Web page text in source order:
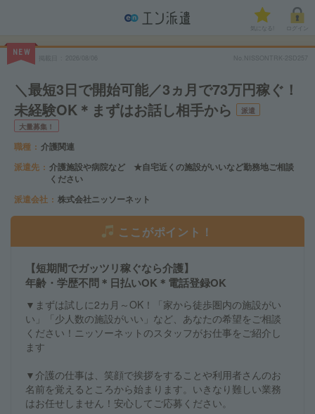
気になる!
NEW
No.NISSONTRK-2SD257
＼最短3日で開始可能／3ヵ月で73万円稼ぐ！
未経験OK＊まずはお話し相手から
派遣
大量募集！
職種
介護関連
派遣先
介護施設や病院など ★自宅近くの施設がいいなど勤務地ご相談
ください
派遣会社
株式会社ニッソーネット
ここがポイント！
【短期間でガッツリ稼ぐなら介護】
年齢・学歴不問＊日払いOK＊電話登録OK
▼まずは試しに2カ月～OK！「家から徒歩圏内の施設がい
い」「少人数の施設がいい」など、あなたの希望をご相談
ください！ニッソーネットのスタッフがお仕事をご紹介し
ます
▼介護の仕事は、笑顔で挨拶をすることや利用者さんのお
名前を覚えるところから始まります。いきなり難しい業務
はお任せしません！安心してご応募ください。